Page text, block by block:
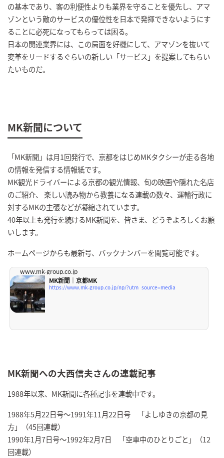
の基本であり、客の利便性よりも業界を守ることを優先し、アマ
ゾンという敵のサービスの優位性を日本で発揮できないようにす
ることに必死になってもらっては困る。
日本の関連業界には、この局面を好機にして、アマゾンを抜いて
変革をリードするぐらいの新しい「サービス」を提案してもらい
たいものだ。
MK新聞について
「MK新聞」は月1回発行で、京都をはじめMKタクシーが走る各地
の情報を発信する情報紙です。
MK観光ドライバーによる京都の観光情報、旬の映画や隠れた名店
のご紹介、 楽しい読み物から教養になる連載の数々、運輸行政に
対するMKの主張などが凝縮されています。
40年以上も発行を続けるMK新聞を、皆さま、どうぞよろしくお願
いします。
ホームページからも最新号、バックナンバーを閲覧可能です。
www.mk-group.co.jp
MK新聞｜京都MK
https://www.mk-group.co.jp/np/?utm_source=media
MK新聞への大西信夫さんの連載記事
1988年以来、MK新聞に各種記事を連載中です。
1988年5月22日号～1991年11月22日号 「よしゆきの京都の見
方」（45回連載）
1990年1月7日号～1992年2月7日 「空車中のひとりごと」（12
回連載）